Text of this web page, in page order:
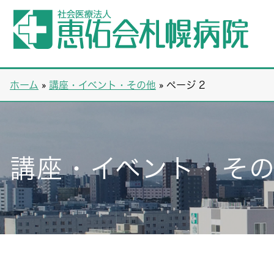
ホーム » 講座・イベント・その他 » ページ 2
講座・イベント・そ